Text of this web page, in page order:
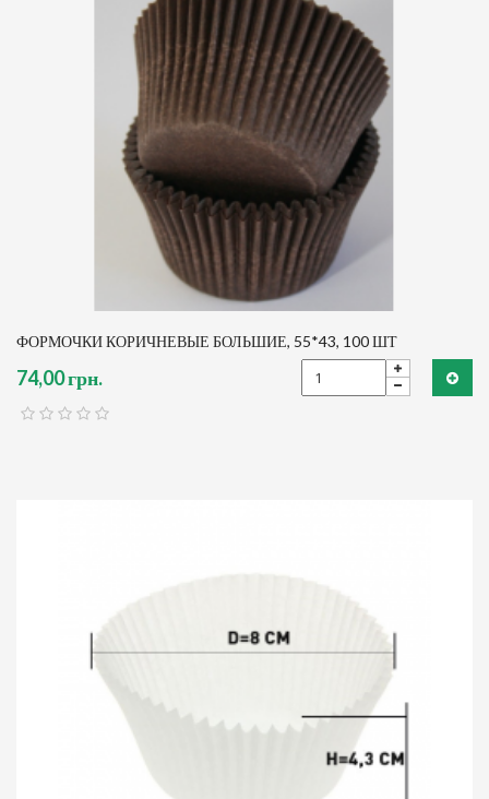
ФОРМОЧКИ КОРИЧНЕВЫЕ БОЛЬШИЕ, 55*43, 100 ШТ
74,00 грн.